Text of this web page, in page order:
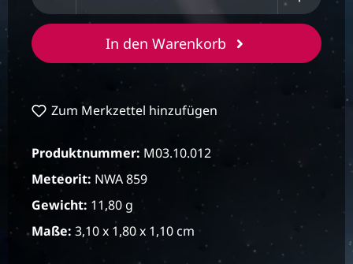
In den Warenkorb
Zum Merkzettel hinzufügen
Produktnummer: M03.10.012
Meteorit: NWA 859
Gewicht: 11,80 g
Maße: 3,10 x 1,80 x 1,10 cm